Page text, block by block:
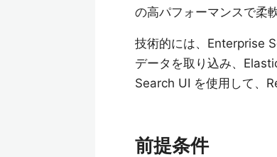
の高パフォーマンスで柔
技術的には、Enterprise
データを取り込み、
Search UI を使用して、
前提条件